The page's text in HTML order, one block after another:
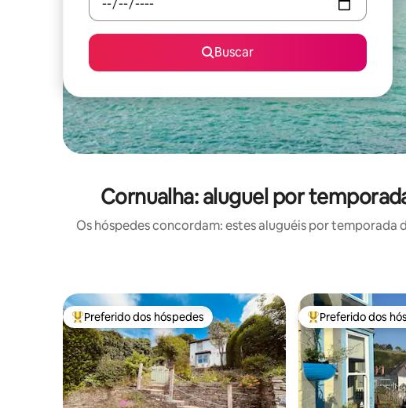
Buscar
Cornualha: aluguel por
Os hóspedes concordam: estes aluguéis por
Entre os melhores preferidos dos hóspedes
Preferido dos hóspedes Entre os melhores
Preferido dos